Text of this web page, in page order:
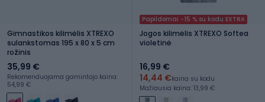
Gimnastikos kilimėlis XTREXO
sulankstomas 195 x 80 x 5 cm
rožinis
35,99 €
Rekomenduojama gamintojo kaina:
54,99 €
Papildomai -15 % su kodu EXTRA
Jogos kilimėlis XTREXO Softea
violetinė
16,99 €
14,44 €kaina su kodu
Mažiausia kaina: 13,99 €